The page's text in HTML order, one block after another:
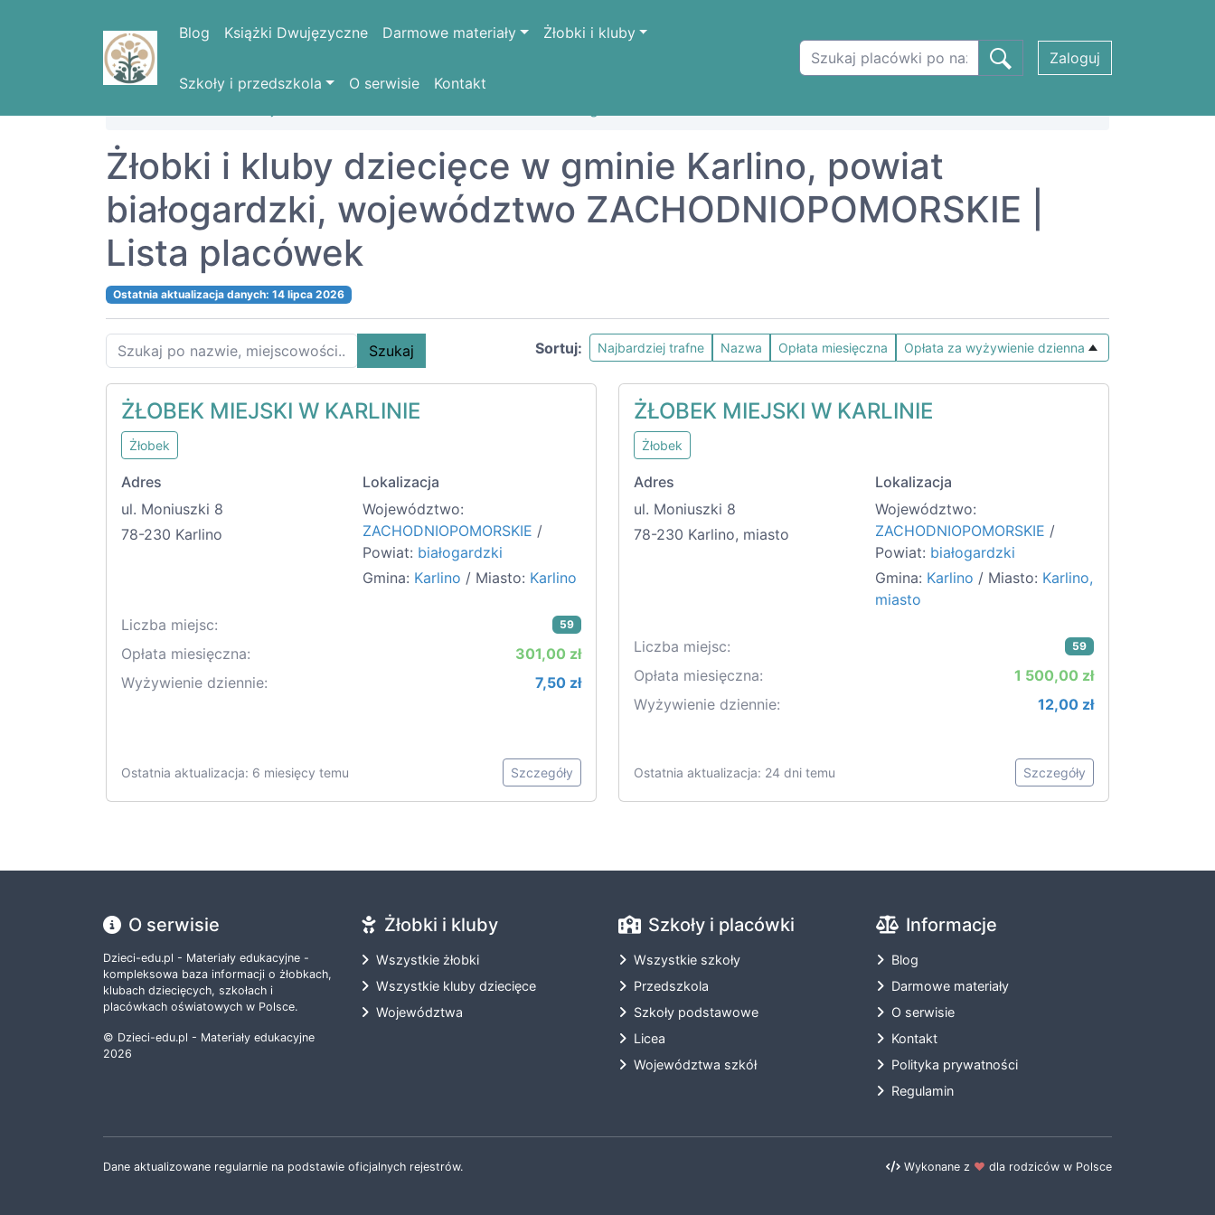
Blog Książki Dwujęzyczne Darmowe materiały Żłobki i kluby
Szkoły i przedszkola O serwisie Kontakt
Zaloguj
Żłobki i kluby dziecięce w gminie Karlino, powiat
białogardzki, województwo ZACHODNIOPOMORSKIE |
Lista placówek
Ostatnia aktualizacja danych: 14 lipca 2026
Szukaj Sortuj: Najbardziej trafne Nazwa Opłata miesięczna Opłata za wyżywienie dzienna
ŻŁOBEK MIEJSKI W KARLINIE
Żłobek
Adres
ul. Moniuszki 8
78-230 Karlino
Lokalizacja
Województwo:
ZACHODNIOPOMORSKIE /
Powiat: białogardzki
Gmina: Karlino / Miasto: Karlino
Liczba miejsc: 59
Opłata miesięczna:
301,00 zł
Wyżywienie dziennie:
7,50 zł
Ostatnia aktualizacja: 6 miesięcy temu Szczegóły
ŻŁOBEK MIEJSKI W KARLINIE
Żłobek
Adres
ul. Moniuszki 8
78-230 Karlino, miasto
Lokalizacja
Województwo:
ZACHODNIOPOMORSKIE /
Powiat: białogardzki
Gmina: Karlino / Miasto: Karlino,
miasto
Liczba miejsc: 59
Opłata miesięczna:
1 500,00 zł
Wyżywienie dziennie:
12,00 zł
Ostatnia aktualizacja: 24 dni temu Szczegóły
O serwisie
Dzieci-edu.pl - Materiały edukacyjne -
kompleksowa baza informacji o żłobkach,
klubach dziecięcych, szkołach i
placówkach oświatowych w Polsce.
© Dzieci-edu.pl - Materiały edukacyjne
2026
Żłobki i kluby
Wszystkie żłobki
Wszystkie kluby dziecięce
Województwa
Szkoły i placówki
Wszystkie szkoły
Przedszkola
Szkoły podstawowe
Licea
Województwa szkół
Informacje
Blog
Darmowe materiały
O serwisie
Kontakt
Polityka prywatności
Regulamin
Dane aktualizowane regularnie na podstawie oficjalnych rejestrów. Wykonane z ❤️ dla rodziców w Polsce